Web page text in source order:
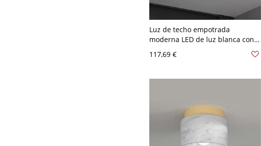
Luz de techo empotrada
moderna LED de luz blanca con
residencial - Negro 110 A 120 V
117,69 €